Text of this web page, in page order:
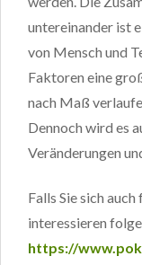
untereinander ist
von Mensch und
Faktoren eine
nach Maß
Dennoch wird es
Veränderungen
Falls Sie sich
interessieren
https://